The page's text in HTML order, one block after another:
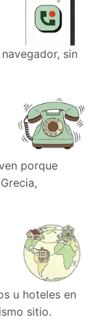
sin
porque
u hoteles en
sitio.